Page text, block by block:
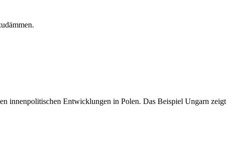
innenpolitischen Entwicklungen in Polen. Das Beispiel Ungarn zeigt